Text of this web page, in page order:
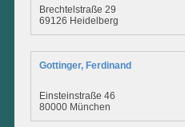
Brechtelstraße 29
69126 Heidelberg
Gottinger, Ferdinand
Einsteinstraße 46
80000 München